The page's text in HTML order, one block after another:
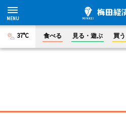
37°C 食べる 見る・遊ぶ 買う